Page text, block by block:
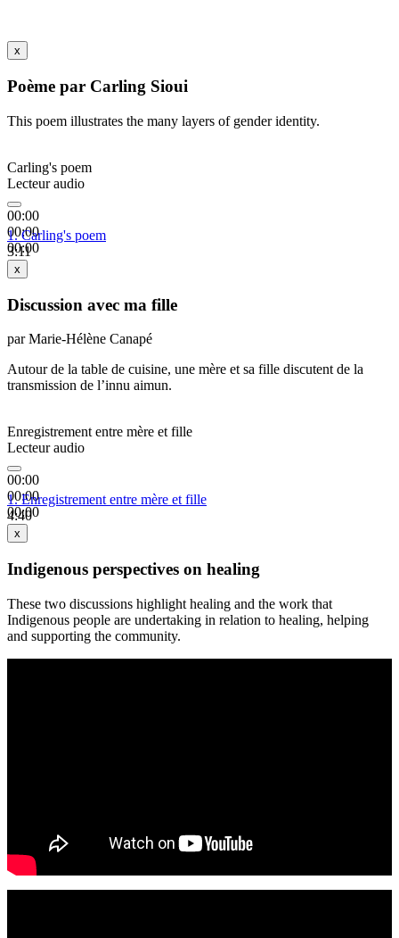
x
Poème par Carling Sioui
This poem illustrates the many layers of gender identity.
Carling's poem
Lecteur audio
00:00
00:00
00:00
1.Carling's poem
3:11
x
Discussion avec ma fille
par Marie-Hélène Canapé
Autour de la table de cuisine, une mère et sa fille discutent de la
transmission de l’innu aimun.
Enregistrement entre mère et fille
Lecteur audio
00:00
00:00
00:00
1.Enregistrement entre mère et fille
4:40
x
Indigenous perspectives on healing
These two discussions highlight healing and the work that
Indigenous people are undertaking in relation to healing, helping
and supporting the community.